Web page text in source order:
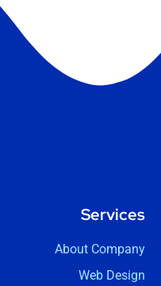
Services
About Company
Web Design